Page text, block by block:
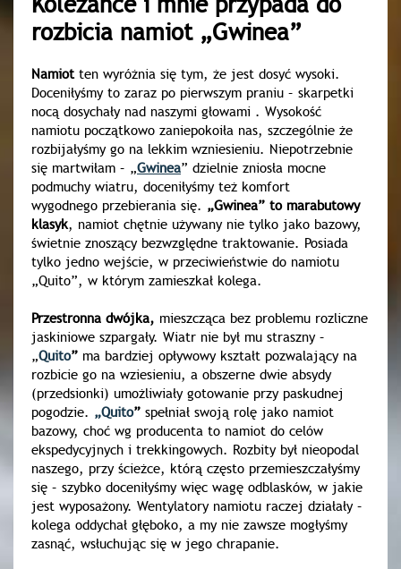
rozbicia namiot „Gwinea”
Namiotten wyróżnia się tym, że jest dosyć wysoki.
Doceniłyśmy to zaraz po pierwszym praniu – skarpetki
nocą dosychały nad naszymi głowami . Wysokość
namiotu początkowo zaniepokoiła nas, szczególnie że
rozbijałyśmy go na lekkim wzniesieniu. Niepotrzebnie
się martwiłam – „Gwinea” dzielnie zniosła mocne
podmuchy wiatru, doceniłyśmy też komfort
wygodnego przebierania się. „Gwinea” to marabutowy
klasyk, namiot chętnie używany nie tylko jako bazowy,
świetnie znoszący bezwzględne traktowanie. Posiada
tylko jedno wejście, w przeciwieństwie do namiotu
„Quito”, w którym zamieszkał kolega.
Przestronna dwójka, mieszcząca bez problemu rozliczne
jaskiniowe szpargały. Wiatr nie był mu straszny –
„Quito” ma bardziej opływowy kształt pozwalający na
rozbicie go na wziesieniu, a obszerne dwie absydy
(przedsionki) umożliwiały gotowanie przy paskudnej
pogodzie. „Quito” spełniał swoją rolę jako namiot
bazowy, choć wg producenta to namiot do celów
ekspedycyjnych i trekkingowych. Rozbity był nieopodal
naszego, przy ścieżce, którą często przemieszczałyśmy
się – szybko doceniłyśmy więc wagę odblasków, w jakie
jest wyposażony. Wentylatory namiotu raczej działały –
kolega oddychał głęboko, a my nie zawsze mogłyśmy
zasnąć, wsłuchując się w jego chrapanie.